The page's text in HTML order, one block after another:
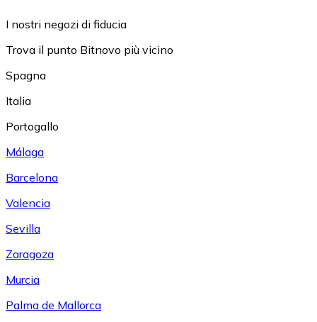
I nostri negozi di fiducia
Trova il punto Bitnovo più vicino
Spagna
Italia
Portogallo
Málaga
Barcelona
Valencia
Sevilla
Zaragoza
Murcia
Palma de Mallorca